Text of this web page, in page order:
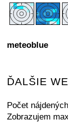
meteoblue
ĎALŠIE
Počet
Zobrazujem